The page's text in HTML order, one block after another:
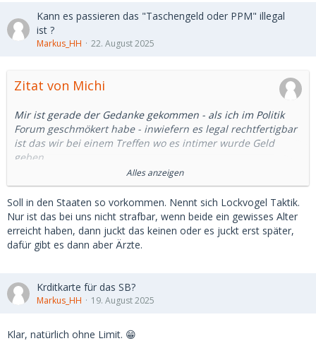
Kann es passieren das "Taschengeld oder PPM" illegal
ist ?
Markus_HH 22. August 2025
Zitat von Michi
Mir ist gerade der Gedanke gekommen - als ich im Politik
Forum geschmökert habe - inwiefern es legal rechtfertigbar
ist das wir bei einem Treffen wo es intimer wurde Geld
geben.
Versteht mich bitte nicht falsch - ich kritisiere hier absolut
gar nichts .
Es ist eher das ich mich ein wenig absichern will.
Was ist wenn zB diese "GeilePrinzessin" die alle
angeschrieben hat, vereinbart das es für 1 Stunde Sex für
Du stimmst zu und gehst hin.
Dort angekommen willst Du vielleicht ihren Ausweis sehen
Alles anzeigen
Soll in den Staaten so vorkommen. Nennt sich Lockvogel Taktik.
Nur ist das bei uns nicht strafbar, wenn beide ein gewisses Alter
erreicht haben, dann juckt das keinen oder es juckt erst später,
dafür gibt es dann aber Ärzte.
Krditkarte für das SB?
Markus_HH 19. August 2025
Klar, natürlich ohne Limit. 😁